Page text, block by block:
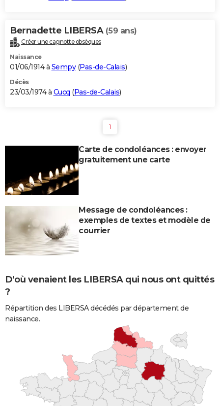
Bernadette LIBERSA (59 ans)
Créer une cagnotte obsèques
Naissance
01/06/1914 à Sempy(Pas-de-Calais)
Décès
23/03/1974 à Cucq (Pas-de-Calais)
1
Carte de condoléances : envoyer
gratuitement une carte
Message de condoléances :
exemples de textes et modèle de
courrier
D'où venaient les LIBERSA qui nous ont quittés
?
Répartition des LIBERSA décédés par département de
naissance.